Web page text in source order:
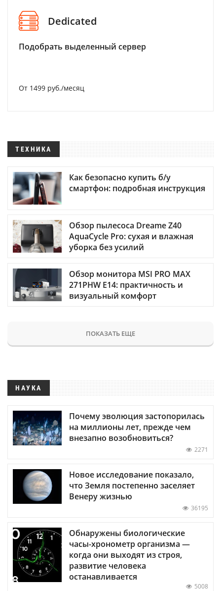
Dedicated
Подобрать выделенный сервер
От 1499 руб./месяц
ТЕХНИКА
Как безопасно купить б/у
смартфон: подробная инструкция
Обзор пылесоса Dreame Z40
AquaCycle Pro: сухая и влажная
уборка без усилий
Обзор монитора MSI PRO MAX
271PHW E14: практичность и
визуальный комфорт
ПОКАЗАТЬ ЕЩЕ
НАУКА
Почему эволюция застопорилась
на миллионы лет, прежде чем
внезапно возобновиться?
2271
Новое исследование показало,
что Земля постепенно заселяет
Венеру жизнью
36195
Обнаружены биологические
часы-хронометр организма —
когда они выходят из строя,
развитие человека
останавливается
5008